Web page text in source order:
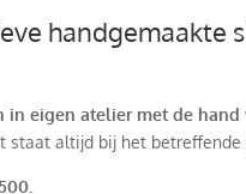
handgemaakte
in eigen atelier met de hand
staat altijd bij het betreffende